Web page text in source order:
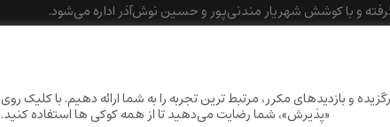
و با کوشش شهریار مندنی‌پور و حسین نوش‌آذر اداره می‌شود.
و بازدیدهای مکرر، مرتبط ترین تجربه را به شما ارائه دهیم. با کلیک روی
«پذیرش»، شما رضایت می‌دهید تا از همه کوکی ها استفاده کنید.